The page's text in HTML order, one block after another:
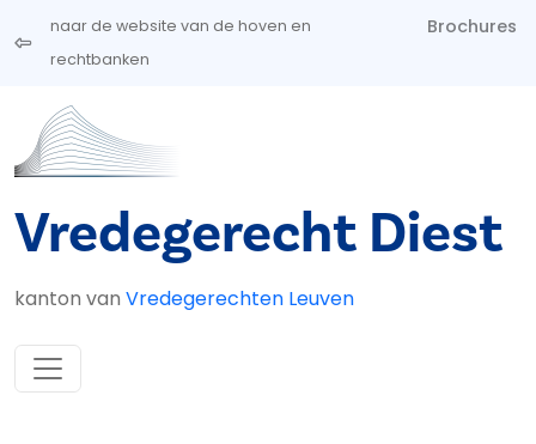
Overslaan en naar de inhoud gaan
naar de website van de hoven en
rechtbanken
Brochures
Vredegerecht Diest
kanton van Vredegerechten Leuven